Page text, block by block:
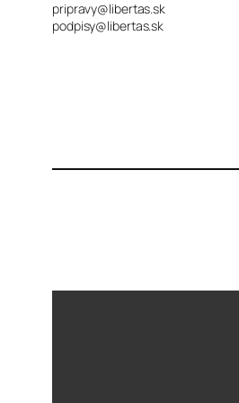
pripravy@libertas.sk
podpisy@libertas.sk